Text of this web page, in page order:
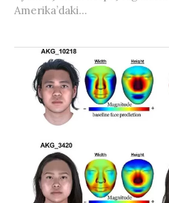
Amerika’daki...